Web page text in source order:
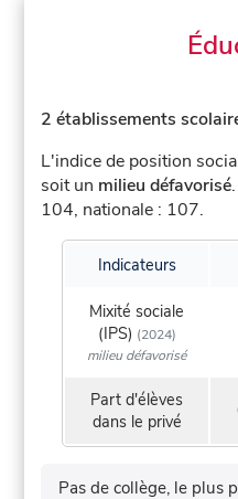
2 établissements
L'indice de position
soit un milieu défavorisé.
104, nationale : 107.
Indicateurs
Mixité sociale
(IPS) (2024)
milieu défavorisé
Part d'élèves
dans le privé
Pas de collège, le plus